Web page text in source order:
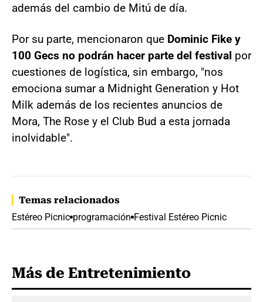
además del cambio de Mitú de día.
Por su parte, mencionaron que Dominic Fike y
100 Gecs no podrán hacer parte del festival por
cuestiones de logística, sin embargo, "nos
emociona sumar a Midnight Generation y Hot
Milk además de los recientes anuncios de
Mora, The Rose y el Club Bud a esta jornada
inolvidable".
Temas relacionados
Estéreo Picnic programación Festival Estéreo Picnic
Más de Entretenimiento